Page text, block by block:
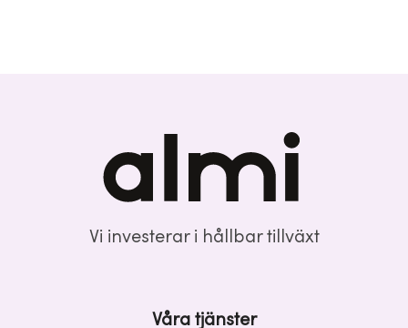
Vi investerar i hållbar tillväxt
Våra tjänster